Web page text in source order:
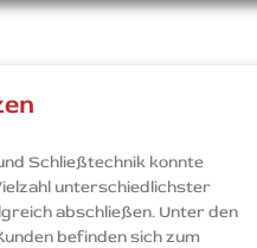
Schließtechnik konnte
unterschiedlichster
abschließen. Unter den
befinden sich zum